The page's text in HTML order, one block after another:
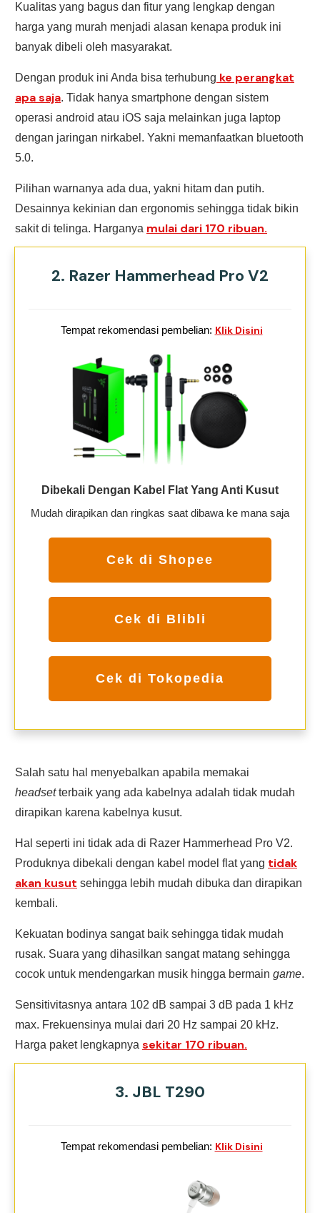
Kualitas yang bagus dan fitur yang lengkap dengan
harga yang murah menjadi alasan kenapa produk ini
banyak dibeli oleh masyarakat.
Dengan produk ini Anda bisa terhubung ke perangkat
apa saja. Tidak hanya smartphone dengan sistem
operasi android atau iOS saja melainkan juga laptop
dengan jaringan nirkabel. Yakni memanfaatkan bluetooth
5.0.
Pilihan warnanya ada dua, yakni hitam dan putih.
Desainnya kekinian dan ergonomis sehingga tidak bikin
sakit di telinga. Harganya mulai dari 170 ribuan.
2. Razer Hammerhead Pro V2
Tempat rekomendasi pembelian: Klik Disini
Dibekali Dengan Kabel Flat Yang Anti Kusut
Mudah dirapikan dan ringkas saat dibawa ke mana saja
Cek di Shopee
Cek di Blibli
Cek di Tokopedia
Salah satu hal menyebalkan apabila memakai
headsetterbaik yang ada kabelnya adalah tidak mudah
dirapikan karena kabelnya kusut.
Hal seperti ini tidak ada di Razer Hammerhead Pro V2.
Produknya dibekali dengan kabel model flat yang tidak
akan kusut sehingga lebih mudah dibuka dan dirapikan
kembali.
Kekuatan bodinya sangat baik sehingga tidak mudah
rusak. Suara yang dihasilkan sangat matang sehingga
cocok untuk mendengarkan musik hingga bermain game.
Sensitivitasnya antara 102 dB sampai 3 dB pada 1 kHz
max. Frekuensinya mulai dari 20 Hz sampai 20 kHz.
Harga paket lengkapnya sekitar 170 ribuan.
3. JBL T290
Tempat rekomendasi pembelian: Klik Disini